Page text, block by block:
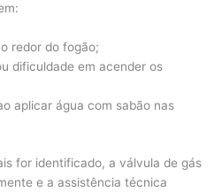
redor do fogão;
dificuldade em acender os
aplicar água com sabão nas
for identificado, a válvula de gás
e a assistência técnica